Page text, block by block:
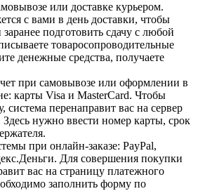
или доставке курьером.
с вами в день доставки, чтобы
подготовить сдачу с любой
товаросопроводительные
денежные средства, получаете
при самовывозе или оформлении в
карты Visa и MasterCard. Чтобы
система перенаправит вас на сервер
нужно ввести номер карты, срок
при онлайн-заказе: PayPal,
Для совершения покупки
вас на страницу платежного
заполнить форму по